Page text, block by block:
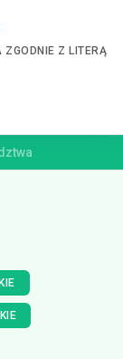
ZGODNIE Z LITERĄ